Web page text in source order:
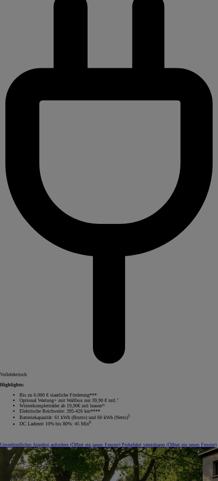
Vollelektrisch
Highlights:
Bis zu 6.000 € staatliche Förderung***
Optional Wartung+ mit Wallbox nur 39,90 € mtl.⁷
Winterkompletträder ab 19,90€ mtl leasen¹⁵
Elektrische Reichweite: 395-426 km****
Batteriekapazität: 61 kWh (Brutto) und 60 kWh (Netto)5
DC Ladezeit 10% bis 80%: 45 Min6
Unverbindliches Angebot anfordern (Öffnet ein neues Fenster) Probefahrt vereinbaren (Öffnet ein neues Fenster)